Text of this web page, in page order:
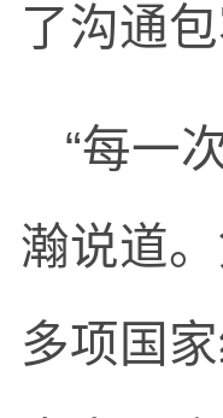
了沟通
“每一
瀚说道
多项国